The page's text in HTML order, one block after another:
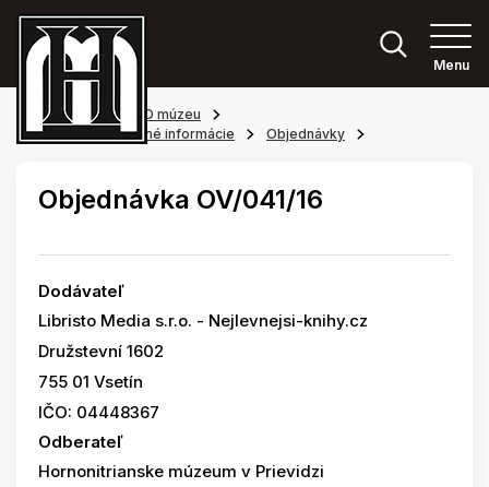
Menu
Hlavná stránka
O múzeu
Povinne zverejňované informácie
Objednávky
Objednávka OV/041/16
Dodávateľ
Libristo Media s.r.o. - Nejlevnejsi-knihy.cz
Družstevní 1602
755 01 Vsetín
IČO: 04448367
Odberateľ
Hornonitrianske múzeum v Prievidzi